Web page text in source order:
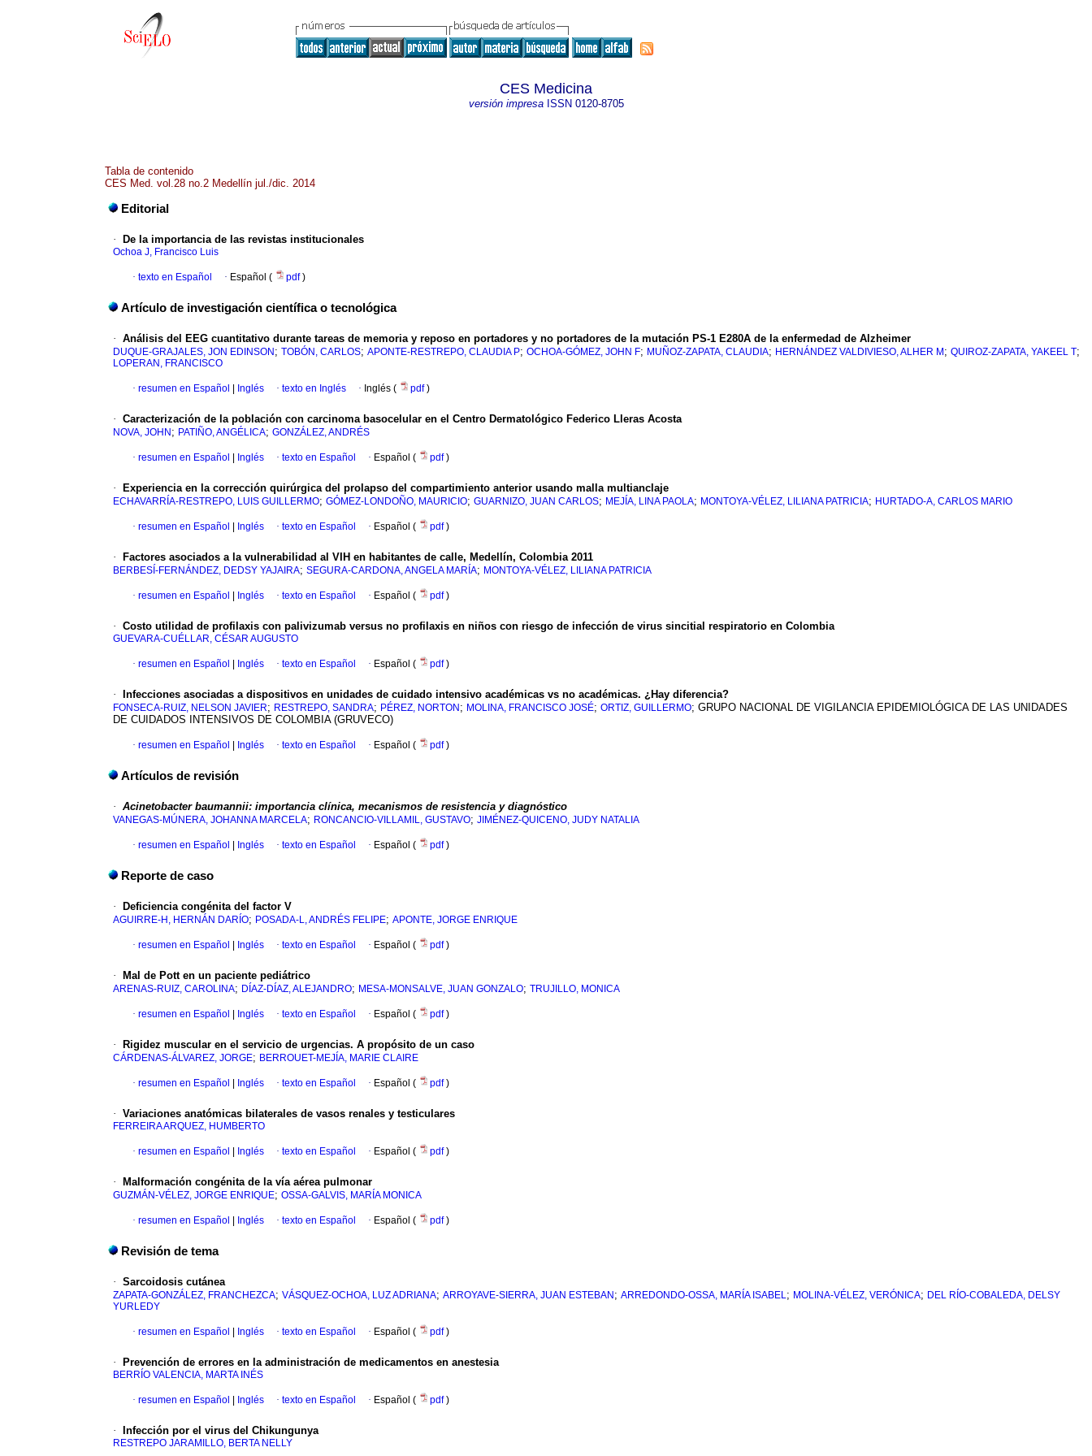
CES Medicina
versión impresaISSN 0120-8705
Tabla de contenido
CES Med. vol.28 no.2 Medellín jul./dic. 2014
Editorial
· De la importancia de las revistas institucionales
Ochoa J, Francisco Luis
· texto en Español · Español ( pdf)
Artículo de investigación científica o tecnológica
· Análisis del EEG cuantitativo durante tareas de memoria y reposo en portadores y no portadores de la mutación PS-1 E280A de la enfermedad de Alzheimer
DUQUE-GRAJALES, JON EDINSON ; TOBÓN, CARLOS; APONTE-RESTREPO, CLAUDIA P; OCHOA-GÓMEZ, JOHN F; MUÑOZ-ZAPATA, CLAUDIA; HERNÁNDEZ VALDIVIESO, ALHER M ; QUIROZ-ZAPATA, YAKEEL T;
LOPERAN, FRANCISCO
· resumen en Español Inglés · texto en Inglés · Inglés ( pdf)
· Caracterización de la población con carcinoma basocelular en el Centro Dermatológico Federico Lleras Acosta
NOVA, JOHN ; PATIÑO, ANGÉLICA; GONZÁLEZ, ANDRÉS
· resumen en Español Inglés · texto en Español · Español ( pdf)
· Experiencia en la corrección quirúrgica del prolapso del compartimiento anterior usando malla multianclaje
ECHAVARRÍA-RESTREPO, LUIS GUILLERMO; GÓMEZ-LONDOÑO, MAURICIO; GUARNIZO, JUAN CARLOS; MEJÍA, LINA PAOLA; MONTOYA-VÉLEZ, LILIANA PATRICIA; HURTADO-A, CARLOS MARIO
· resumen en Español Inglés · texto en Español · Español ( pdf)
· Factores asociados a la vulnerabilidad al VIH en habitantes de calle, Medellín, Colombia 2011
BERBESÍ-FERNÁNDEZ, DEDSY YAJAIRA; SEGURA-CARDONA, ANGELA MARÍA; MONTOYA-VÉLEZ, LILIANA PATRICIA
· resumen en Español Inglés · texto en Español · Español ( pdf)
· Costo utilidad de profilaxis con palivizumab versus no profilaxis en niños con riesgo de infección de virus sincitial respiratorio en Colombia
GUEVARA-CUÉLLAR, CÉSAR AUGUSTO
· resumen en Español Inglés · texto en Español · Español ( pdf)
· Infecciones asociadas a dispositivos en unidades de cuidado intensivo académicas vs no académicas. ¿Hay diferencia?
FONSECA-RUIZ, NELSON JAVIER; RESTREPO, SANDRA; PÉREZ, NORTON ; MOLINA, FRANCISCO JOSÉ; ORTIZ, GUILLERMO; GRUPO NACIONAL DE VIGILANCIA EPIDEMIOLÓGICA DE LAS UNIDADES
DE CUIDADOS INTENSIVOS DE COLOMBIA (GRUVECO)
· resumen en Español Inglés · texto en Español · Español ( pdf)
Artículos de revisión
· Acinetobacter baumannii: importancia clínica, mecanismos de resistencia y diagnóstico
VANEGAS-MÚNERA, JOHANNA MARCELA; RONCANCIO-VILLAMIL, GUSTAVO; JIMÉNEZ-QUICENO, JUDY NATALIA
· resumen en Español Inglés · texto en Español · Español ( pdf)
Reporte de caso
· Deficiencia congénita del factor V
AGUIRRE-H, HERNÁN DARÍO; POSADA-L, ANDRÉS FELIPE; APONTE, JORGE ENRIQUE
· resumen en Español Inglés · texto en Español · Español ( pdf)
· Mal de Pott en un paciente pediátrico
ARENAS-RUIZ, CAROLINA; DÍAZ-DÍAZ, ALEJANDRO; MESA-MONSALVE, JUAN GONZALO; TRUJILLO, MONICA
· resumen en Español Inglés · texto en Español · Español ( pdf)
· Rigidez muscular en el servicio de urgencias. A propósito de un caso
CÁRDENAS-ÁLVAREZ, JORGE; BERROUET-MEJÍA, MARIE CLAIRE
· resumen en Español Inglés · texto en Español · Español ( pdf)
· Variaciones anatómicas bilaterales de vasos renales y testiculares
FERREIRA ARQUEZ, HUMBERTO
· resumen en Español Inglés · texto en Español · Español ( pdf)
· Malformación congénita de la vía aérea pulmonar
GUZMÁN-VÉLEZ, JORGE ENRIQUE; OSSA-GALVIS, MARÍA MONICA
· resumen en Español Inglés · texto en Español · Español ( pdf)
Revisión de tema
· Sarcoidosis cutánea
ZAPATA-GONZÁLEZ, FRANCHEZCA; VÁSQUEZ-OCHOA, LUZ ADRIANA; ARROYAVE-SIERRA, JUAN ESTEBAN ; ARREDONDO-OSSA, MARÍA ISABEL; MOLINA-VÉLEZ, VERÓNICA; DEL RÍO-COBALEDA, DELSY
YURLEDY
· resumen en Español Inglés · texto en Español · Español ( pdf)
· Prevención de errores en la administración de medicamentos en anestesia
BERRÍO VALENCIA, MARTA INÉS
· resumen en Español Inglés · texto en Español · Español ( pdf)
· Infección por el virus del Chikungunya
RESTREPO JARAMILLO, BERTA NELLY